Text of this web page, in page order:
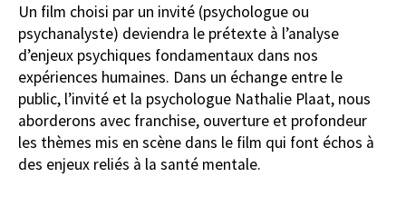
Un film choisi par un invité (psychologue ou
psychanalyste) deviendra le prétexte à l’analyse
d’enjeux psychiques fondamentaux dans nos
expériences humaines. Dans un échange entre le
public, l’invité et la psychologue Nathalie Plaat, nous
aborderons avec franchise, ouverture et profondeur
les thèmes mis en scène dans le film qui font échos à
des enjeux reliés à la santé mentale.